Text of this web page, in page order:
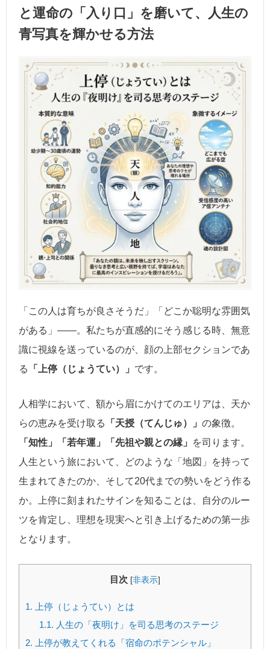
と運命の「入り口」を磨いて、人生の
青写真を輝かせる方法
「この人は育ちが良さそうだ」「どこか聡明な雰囲気
がある」――。私たちが直感的にそう感じる時、無意
識に視線を送っているのが、顔の上部セクションであ
る
「上停（じょうてい）」 です。
人相学において、額から眉にかけてのエリアは、天か
らの恵みを受け取る
「天授（てんじゅ）」 の象徴。
「知性」「若年運」「先祖や親との縁」
を司ります。
人生という旅において、どのような「地図」を持って
生まれてきたのか、そして20代までの勢いをどう作る
か。上停に刻まれたサインを知ることは、自分のルー
ツを肯定し、理想を現実へと引き上げるための第一歩
となります。
目次 [非表示]
1. 上停（じょうてい）とは
1.1. 人生の「夜明け」を司る思考のステージ
2. 上停が教えてくれる「宿命のポテンシャル」